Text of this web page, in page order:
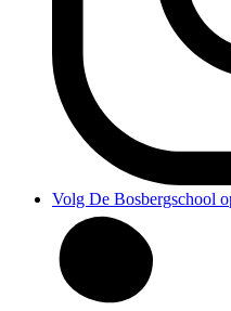
Volg De Bosbergschool